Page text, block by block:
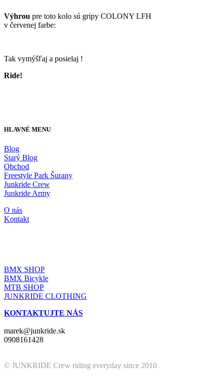
Výhrou pre toto kolo sú gripy COLONY LFH
v červenej farbe:
Tak vymýšľaj a posielaj !
Ride!
HLAVNÉ MENU
Blog
Starý Blog
Obchod
Freestyle Park Šurany
Junkride Crew
Junkride Army
O nás
Kontakt
BMX SHOP
BMX Bicykle
MTB SHOP
JUNKRIDE CLOTHING
KONTAKTUJTE NÁS
marek@junkride.sk
0908161428
© JUNKRIDE Crew riding everyday since 2010